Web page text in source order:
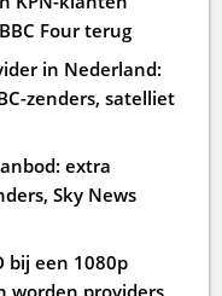
Four terug
in Nederland:
zenders, satelliet
extra
Sky News
bij een 1080p
worden providers